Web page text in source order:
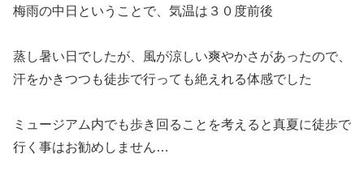
梅雨の中日ということで、気温は３０度前後
蒸し暑い日でしたが、風が涼しい爽やかさがあったので、
汗をかきつつも徒歩で行っても絶えれる体感でした
ミュージアム内でも歩き回ることを考えると真夏に徒歩で
行く事はお勧めしません…